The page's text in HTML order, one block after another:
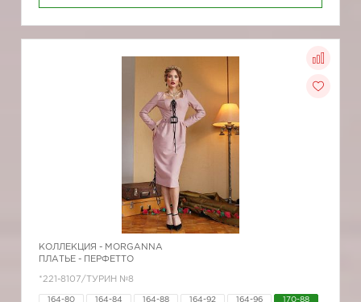
КОЛЛЕКЦИЯ - MORGANNA
ПЛАТЬЕ - ПЕРФЕТТО
*221-8107/ТУРИН №8
164-80 164-84 164-88 164-92 164-96 170-88